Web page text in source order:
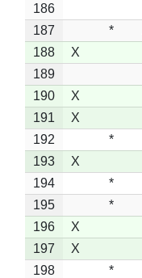
186
187
*
188
X
189
190
X
191
X
192
*
193
X
194
*
195
*
196
X
197
X
198
*